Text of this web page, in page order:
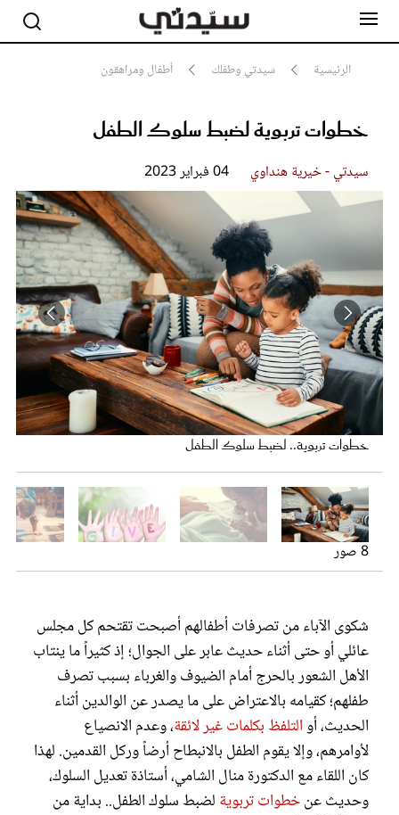
الرئيسية سيدتي وطفلك أطفال ومراهقون
خطوات تربوية لضبط سلوك الطفل
سيدتي - خيرية هنداوي 04 فبراير 2023
خطوات تربوية.. لضبط سلوك الطفل
مولد الأخ الجديد يسبب مشاكل سلوكية للطفل
الأطفال يحتاجون للحب والرعاية والاهتمام
الطفل الصغير يتصرف من دون إحساس بالخطأ
تعزيز السلوك الإيجابي للطفل ضرورة
لابد من معالجة الخطأ قبل أن يتراكم
تعزيز إحساس الطفل بالذنب عند ارتكابه الخطأ
المشاكل الدراسية تسبب سلوكيات خاطئة
8 صور
شكوى الآباء من تصرفات أطفالهم أصبحت تقتحم كل مجلس
عائلي أو حتى أثناء حديث عابر على الجوال؛ إذ كثيراً ما ينتاب
الأهل الشعور بالحرج أمام الضيوف والغرباء بسبب تصرف
طفلهم؛ كقيامه بالاعتراض على ما يصدر عن الوالدين أثناء
الحديث، أوالتلفظ بكلمات غير لائقة، وعدم الانصياع
لأوامرهم، وإلا يقوم الطفل بالانبطاح أرضاً وركل القدمين. لهذا
كان اللقاء مع الدكتورة منال الشامي، أستاذة تعديل السلوك،
وحديث عنخطوات تربوية لضبط سلوك الطفل.. بداية من
مشاهير
جمال
صحة ورشاقة
سيدتي وطفلك
بلس+
فيديو
مطبخ سيدتي
مقالات الرأي
ستايل
تقارير
عروس سيدتي
مجلة سيدتي
غلاف رفمي